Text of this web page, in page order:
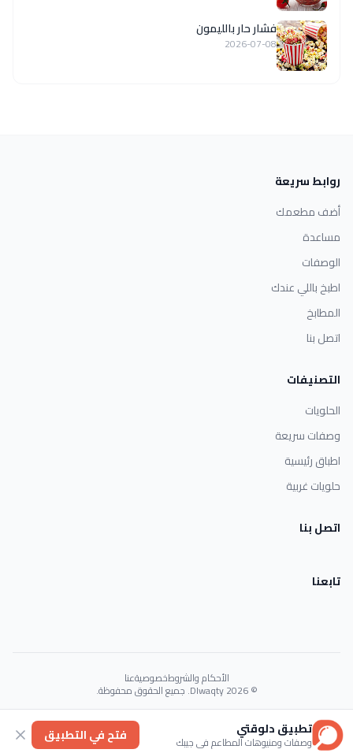
فشار حار بالليمون
2026-07-08
روابط سريعة
أضف مطعمك
مساعدة
الوصفات
اطبخ باللي عندك
المطابخ
اتصل بنا
التصنيفات
الحلويات
وصفات سريعة
اطباق رئيسية
حلويات غربية
اتصل بنا
تابعنا
الأحكام والشروطخصوصيةعنا
© 2026 Dlwaqty. جميع الحقوق محفوظة.
Powered byGAIT
تطبيق دلوقتي
وصفات ومنيوهات المطاعم في جيبك فتح في التطبيق